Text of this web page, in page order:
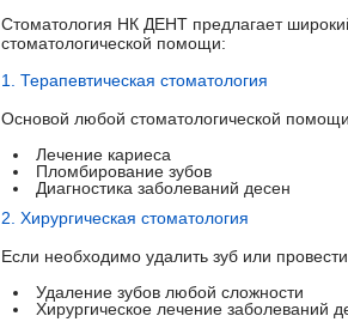
Стоматология НК ДЕНТ предлагает
стоматологической помощи:
1. Терапевтическая стоматология
Основой любой стоматологической
Лечение кариеса
Пломбирование зубов
Диагностика заболеваний десен
2. Хирургическая стоматология
Если необходимо удалить зуб или
Удаление зубов любой сложности
Хирургическое лечение заболеваний